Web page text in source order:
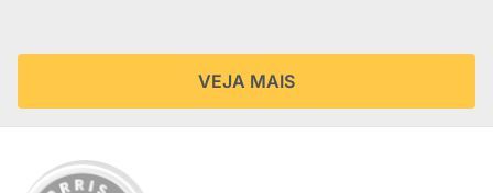
VEJA MAIS